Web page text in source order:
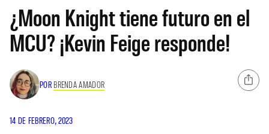
¿Moon Knight tiene futuro en el
MCU? ¡Kevin Feige responde!
POR BRENDA AMADOR
14 DE FEBRERO, 2023